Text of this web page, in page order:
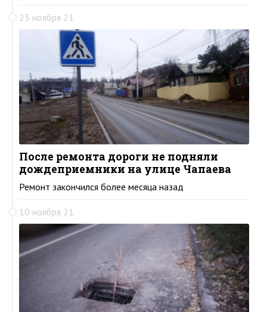
23 ноября 21
После ремонта дороги не подняли
дождеприемники на улице Чапаева
Ремонт закончился более месяца назад
10 ноября 21